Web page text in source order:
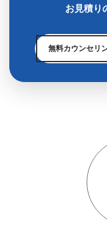
お見積り
無料カウンセリ